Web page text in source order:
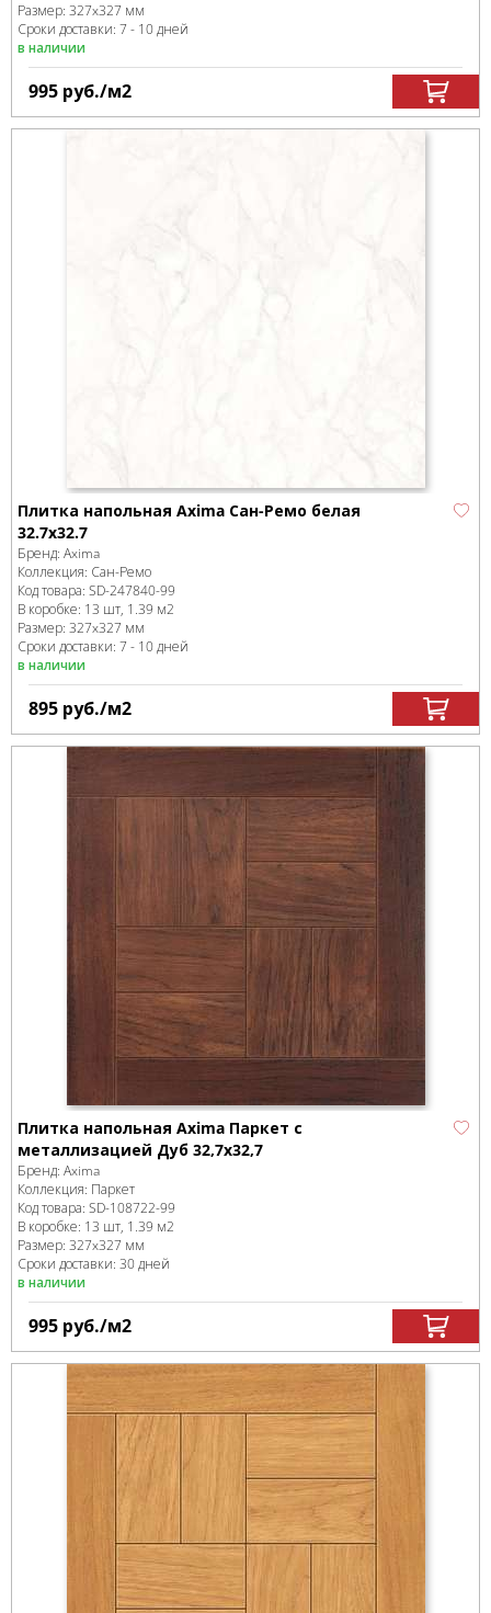
Размер: 327x327 мм
Сроки доставки: 7 - 10 дней
в наличии
995 руб./м2
Плитка напольная Axima Сан-Ремо белая
32.7x32.7
Бренд: Axima
Коллекция: Сан-Ремо
Код товара: SD-247840-99
В коробке: 13 шт, 1.39 м2
Размер: 327x327 мм
Сроки доставки: 7 - 10 дней
в наличии
895 руб./м2
Плитка напольная Axima Паркет с
металлизацией Дуб 32,7х32,7
Бренд: Axima
Коллекция: Паркет
Код товара: SD-108722-99
В коробке: 13 шт, 1.39 м2
Размер: 327x327 мм
Сроки доставки: 30 дней
в наличии
995 руб./м2